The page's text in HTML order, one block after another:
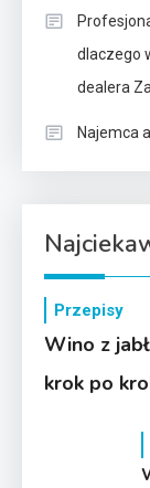
dlaczego
dealera
Najemca
Przepisy
Wino z
krok po